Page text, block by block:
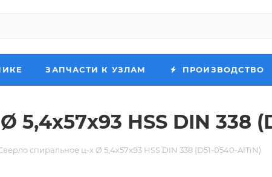
ЗАПЧАСТИ К УЗЛАМ ПРОИЗВОДСТВО
HSS DIN 338
спиральное ц-х Ø 5,4х57х93 HSS DIN 338 (D51-0540-AlTiN)